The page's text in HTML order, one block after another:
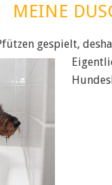
MEINE
gespielt,